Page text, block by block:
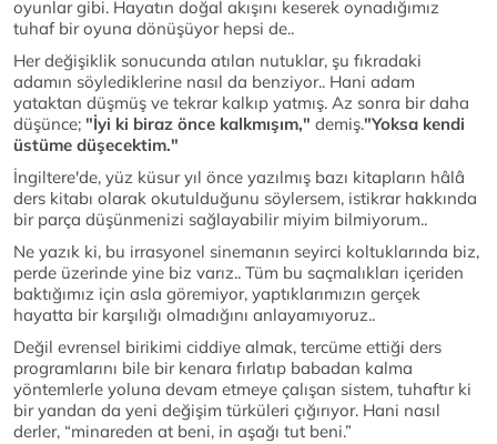
oyunlar gibi. Hayatın doğal akışını keserek oynadığımız
tuhaf bir oyuna dönüşüyor hepsi de..
Her değişiklik sonucunda atılan nutuklar, şu fıkradaki
adamın söylediklerine nasıl da benziyor.. Hani adam
yataktan düşmüş ve tekrar kalkıp yatmış. Az sonra bir daha
düşünce; "İyi ki biraz önce kalkmışım," demiş."Yoksa kendi
üstüme düşecektim."
İngiltere'de, yüz küsur yıl önce yazılmış bazı kitapların hâlâ
ders kitabı olarak okutulduğunu söylersem, istikrar hakkında
bir parça düşünmenizi sağlayabilir miyim bilmiyorum..
Ne yazık ki, bu irrasyonel sinemanın seyirci koltuklarında biz,
perde üzerinde yine biz varız.. Tüm bu saçmalıkları içeriden
baktığımız için asla göremiyor, yaptıklarımızın gerçek
hayatta bir karşılığı olmadığını anlayamıyoruz..
Değil evrensel birikimi ciddiye almak, tercüme ettiği ders
programlarını bile bir kenara fırlatıp babadan kalma
yöntemlerle yoluna devam etmeye çalışan sistem, tuhaftır ki
bir yandan da yeni değişim türküleri çığırıyor. Hani nasıl
derler, “minareden at beni, in aşağı tut beni.”